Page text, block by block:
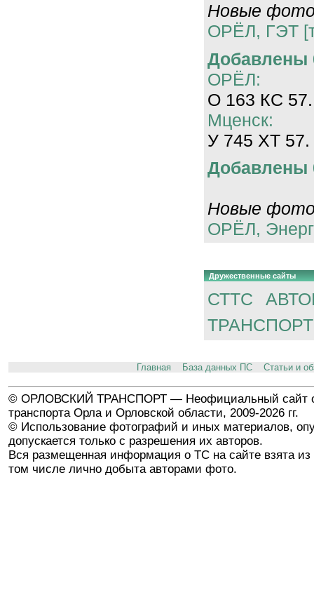
Новые
ОРЁЛ, ГЭТ
Добавлены
ОРЁЛ:
О 163 КС 57.
Мценск:
У 745 ХТ 57.
Добавлены
Новые
ОРЁЛ,
Дружественные сайты
СТТС
ТРАНСПОРТ
Главная База данных ПС Статьи и
© ОРЛОВСКИЙ ТРАНСПОРТ — Неофициальный сайт
транспорта Орла и Орловской области, 2009-2026 гг.
© Использование фотографий и иных материалов,
допускается только с разрешения их авторов.
Вся размещенная информация о ТС на сайте взята из
том числе лично добыта авторами фото.